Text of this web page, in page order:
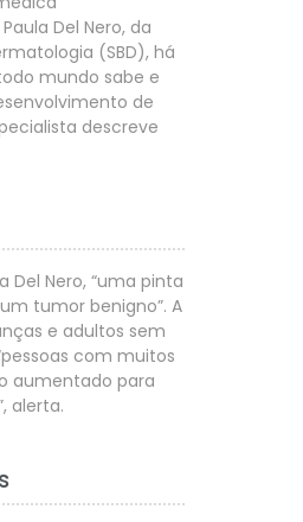
Del Nero, da
(SBD), há
mundo sabe e
de
descreve
Del Nero, “uma pinta
tumor benigno”. A
e adultos sem
com muitos
aumentado para
alerta.